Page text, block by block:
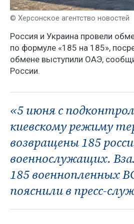
© Херсонское агентство новостей
Россия и Украина провели
по формуле «185 на 185»,
обмене выступили ОАЭ,
России.
«5 июня с
киевскому режиму
возвращены 185
военнослужащих.
185 военнопленных
пояснили в пресс-